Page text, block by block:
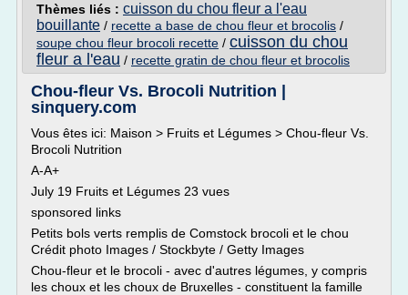
Thèmes liés : cuisson du chou fleur a l'eau
bouillante / recette a base de chou fleur et brocolis /
soupe chou fleur brocoli recette / cuisson du chou
fleur a l'eau / recette gratin de chou fleur et brocolis
Chou-fleur Vs. Brocoli Nutrition |
sinquery.com
Vous êtes ici: Maison > Fruits et Légumes > Chou-fleur Vs.
Brocoli Nutrition
A-A+
July 19 Fruits et Légumes 23 vues
sponsored links
Petits bols verts remplis de Comstock brocoli et le chou
Crédit photo Images / Stockbyte / Getty Images
Chou-fleur et le brocoli - avec d'autres légumes, y compris
les choux et les choux de Bruxelles - constituent la famille